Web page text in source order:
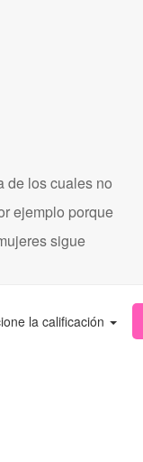
de los cuales no
ejemplo porque
sigue